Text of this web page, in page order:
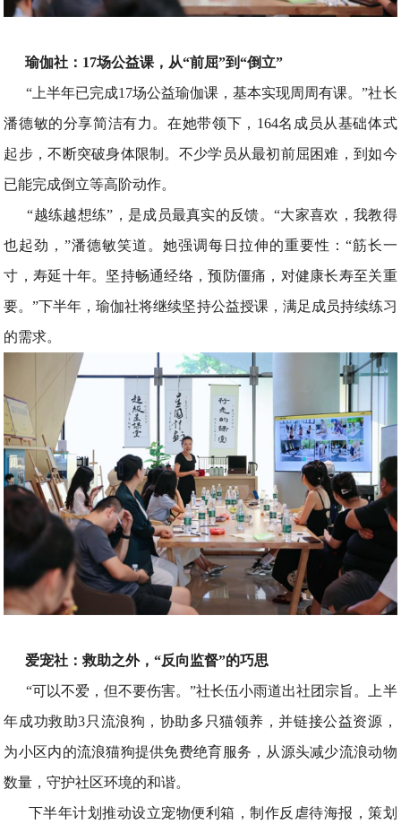
瑜伽社：17场公益课，从“前屈”到“倒立”
“上半年已完成17场公益瑜伽课，基本实现周周有课。”社长
潘德敏的分享简洁有力。在她带领下，164名成员从基础体式
起步，不断突破身体限制。不少学员从最初前屈困难，到如今
已能完成倒立等高阶动作。
“越练越想练”，是成员最真实的反馈。“大家喜欢，我教得
也起劲，”潘德敏笑道。她强调每日拉伸的重要性：“筋长一
寸，寿延十年。坚持畅通经络，预防僵痛，对健康长寿至关重
要。”下半年，瑜伽社将继续坚持公益授课，满足成员持续练习
的需求。
爱宠社：救助之外，“反向监督”的巧思
“可以不爱，但不要伤害。”社长伍小雨道出社团宗旨。上半
年成功救助3只流浪狗，协助多只猫领养，并链接公益资源，
为小区内的流浪猫狗提供免费绝育服务，从源头减少流浪动物
数量，守护社区环境的和谐。
下半年计划推动设立宠物便利箱，制作反虐待海报，策划